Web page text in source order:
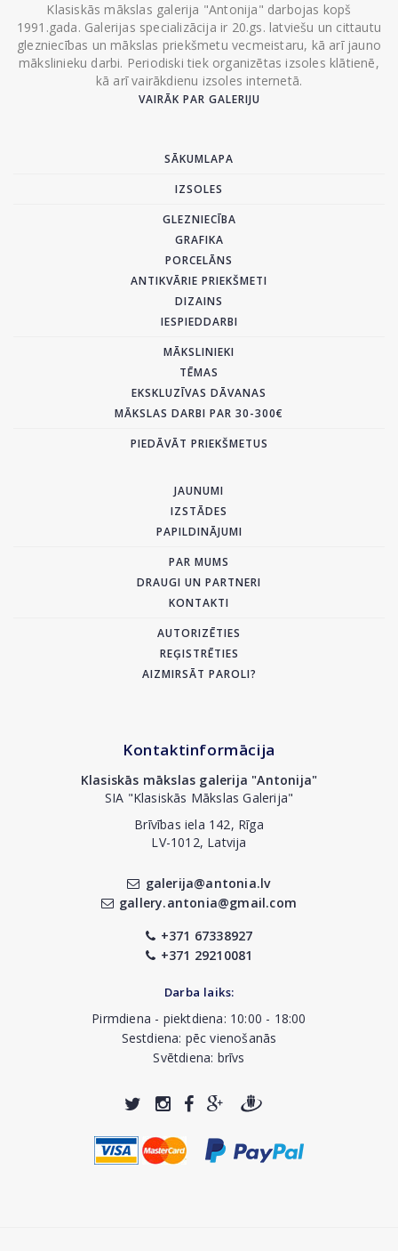
Klasiskās mākslas galerija "Antonija" darbojas kopš
1991.gada. Galerijas specializācija ir 20.gs. latviešu un cittautu
glezniecības un mākslas priekšmetu vecmeistaru, kā arī jauno
mākslinieku darbi. Periodiski tiek organizētas izsoles klātienē,
kā arī vairākdienu izsoles internetā.
VAIRĀK PAR GALERIJU
SĀKUMLAPA
IZSOLES
GLEZNIECĪBA
GRAFIKA
PORCELĀNS
ANTIKVĀRIE PRIEKŠMETI
DIZAINS
IESPIEDDARBI
MĀKSLINIEKI
TĒMAS
EKSKLUZĪVAS DĀVANAS
MĀKSLAS DARBI PAR 30-300€
PIEDĀVĀT PRIEKŠMETUS
JAUNUMI
IZSTĀDES
PAPILDINĀJUMI
PAR MUMS
DRAUGI UN PARTNERI
KONTAKTI
AUTORIZĒTIES
REĢISTRĒTIES
AIZMIRSĀT PAROLI?
Kontaktinformācija
Klasiskās mākslas galerija "Antonija"
SIA "Klasiskās Mākslas Galerija"
Brīvības iela 142, Rīga
LV-1012, Latvija
galerija@antonia.lv
gallery.antonia@gmail.com
+371 67338927
+371 29210081
Darba laiks:
Pirmdiena - piektdiena: 10:00 - 18:00
Sestdiena: pēc vienošanās
Svētdiena: brīvs